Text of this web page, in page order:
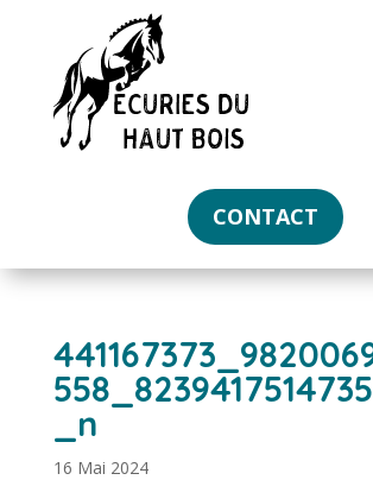
CONTACT
_n
16 Mai 2024